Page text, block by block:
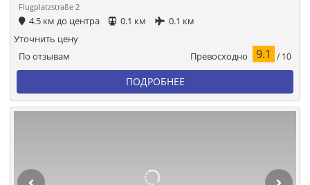
Flugplatzstraße 2
4.5 км до центра 0.1 км 0.1 км
По отзывам Превосходно 9.1 / 10
Уточнить цену
ПОДРОБНЕЕ